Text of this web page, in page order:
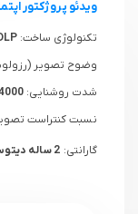
ویدئو پروژکتور
تکنولوژی ساخت:
وضوح تصویر
شدت روشنایی: 4000 انسی
نسبت کنتراست
گارانتی: 2 ساله دیتوس+ یک هفته گارانتی سلامت